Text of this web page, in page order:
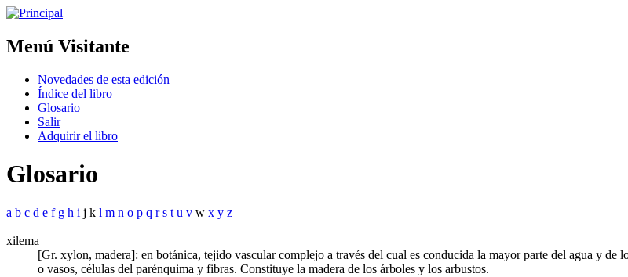
Menú Visitante
Novedades de esta edición
Índice del libro
Glosario
Salir
Adquirir el libro
Glosario
a b c d e f g h i j k l m n o p q r s t u v w x y z
xilema
[Gr. xylon, madera]: en botánica, tejido vascular complejo a través del cual es conducida la mayor parte del agua y de
o vasos, células del parénquima y fibras. Constituye la madera de los árboles y los arbustos.